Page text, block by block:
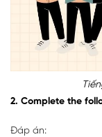
2. Complete the
Đáp án: